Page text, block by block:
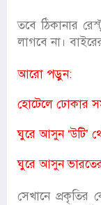
তবে ঠিকানার
লাগবে না।
আরো পড়ুন:
হোটেলে ঢোকার
ঘুরে আসুন ‘উটি’
ঘুরে আসুন ভারতের
সেখানে প্রকৃতির